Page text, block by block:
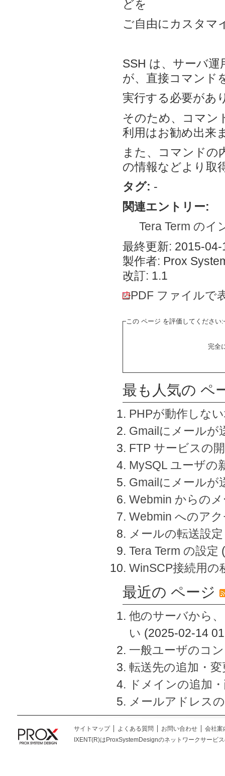
どを
ご自由にカスタマ
SSH は、サーバ
が、直接コマンド
実行する必要があ
そのため、コマン
利用はお勧め出来
また、コマンドの
の情報などより取
タグ: -
関連エントリー:
Tera Term のイ
最終更新: 2015-
製作者: Prox
改訂: 1.1
PDF ファイルで
この ページ を評価してください:
完全
最も人気の ペ
PHPが動作しな
Gmailにメールが
FTP サービスの
MySQL ユーザの
Gmailにメールが
Webmin からの
Webmin へのア
メールの転送設定
Tera Term の設定
WinSCP接続用の
最近の ページ
他のサーバから
い (2025-02-14
一般ユーザのコ
転送先の追加・
ドメインの追加
メールアドレス
サイトマップ よくある質問 お問い合わせ
会社案
IXENT(R)はProxSystemDesignのネットワークサービ